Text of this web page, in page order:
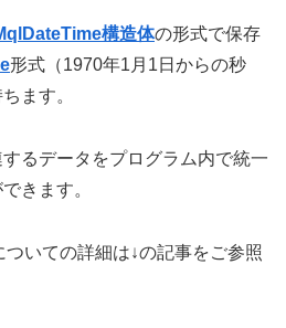
構造体の形式で保存
形式（1970年1月1日からの秒
ます。
るデータをプログラム内で統一
きます。
ついての詳細は↓の記事をご参照